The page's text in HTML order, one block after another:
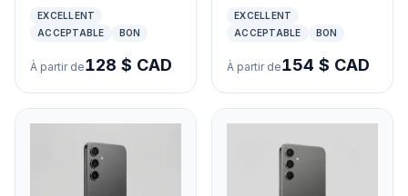
EXCELLENT
ACCEPTABLE
BON
À partir de128 $ CAD
EXCELLENT
ACCEPTABLE
BON
À partir de154 $ CAD